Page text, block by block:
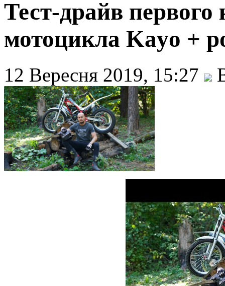
Тест-драйв первого
мотоцикла Kayo +
12 Вересня 2019, 15:27